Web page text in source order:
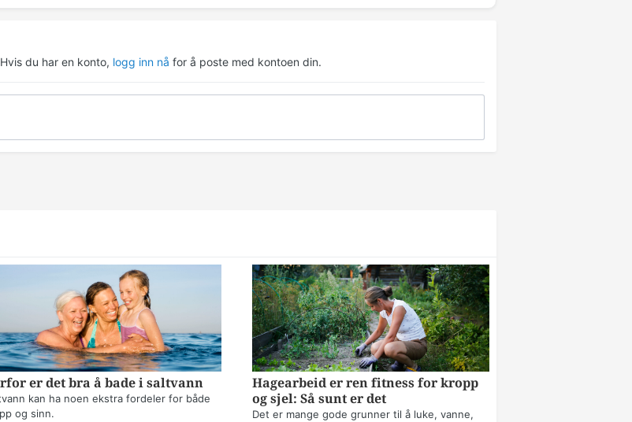
du har en konto, logg inn nå for å poste med kontoen din.
er det bra å bade i saltvann
kan ha noen ekstra fordeler for både
og sinn.
Hagearbeid er ren fitness for kropp
og sjel: Så sunt er det
Det er mange gode grunner til å luke, vanne,